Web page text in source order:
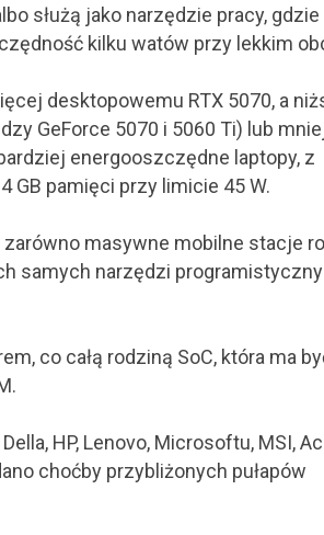
służą jako narzędzie pracy, gdzie
kilku watów przy lekkim
desktopowemu RTX 5070, a
GeForce 5070 i 5060 Ti) lub
energooszczędne laptopy, z
GB pamięci przy limicie 45 W.
masywne mobilne stacje
samych narzędzi
co całą rodziną SoC, która ma
HP, Lenovo, Microsoftu, MSI,
choćby przybliżonych pułapów